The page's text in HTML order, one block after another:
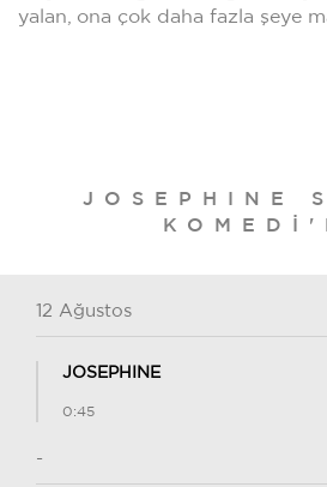
yalan, ona çok daha fazla şeye
JOSEPHINE
12 Ağustos
JOSEPHINE
0:45
-